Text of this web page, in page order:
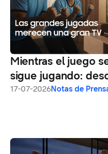
Mientras el juego
sigue jugando:
puede transformar
17-07-2026Notas de